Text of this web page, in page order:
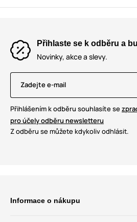
Přihlaste se k odběru a
Novinky, akce a slevy.
Zadejte e-mail
Přihlášením k odběru souhlasíte se
pro účely odběru newsletteru
Z odběru se můžete kdykoliv odhlásit.
Informace o nákupu